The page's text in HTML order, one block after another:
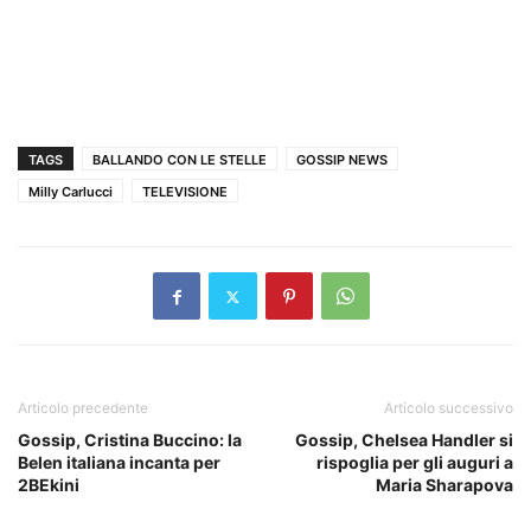
TAGS BALLANDO CON LE STELLE
GOSSIP NEWS
Milly Carlucci
TELEVISIONE
Articolo precedente
Gossip, Cristina Buccino: la
Belen italiana incanta per
2BEkini
Articolo successivo
Gossip, Chelsea Handler si
rispoglia per gli auguri a
Maria Sharapova